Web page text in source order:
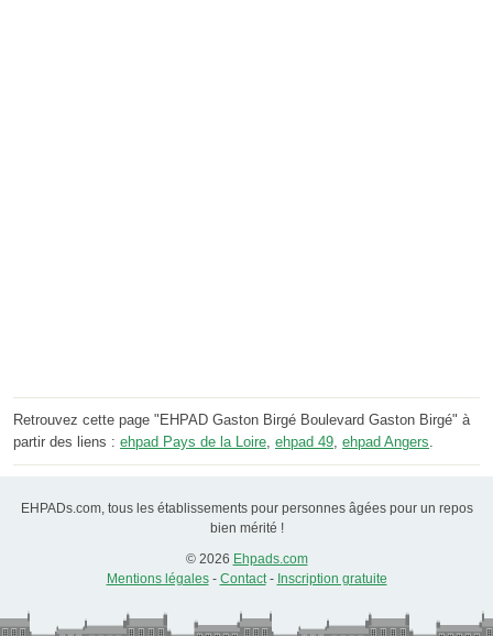
Retrouvez cette page "EHPAD Gaston Birgé Boulevard Gaston Birgé" à
partir des liens : ehpad Pays de la Loire, ehpad 49, ehpad Angers.
EHPADs.com, tous les établissements pour personnes âgées pour un repos
bien mérité !
© 2026 Ehpads.com
Mentions légales- Contact- Inscription gratuite